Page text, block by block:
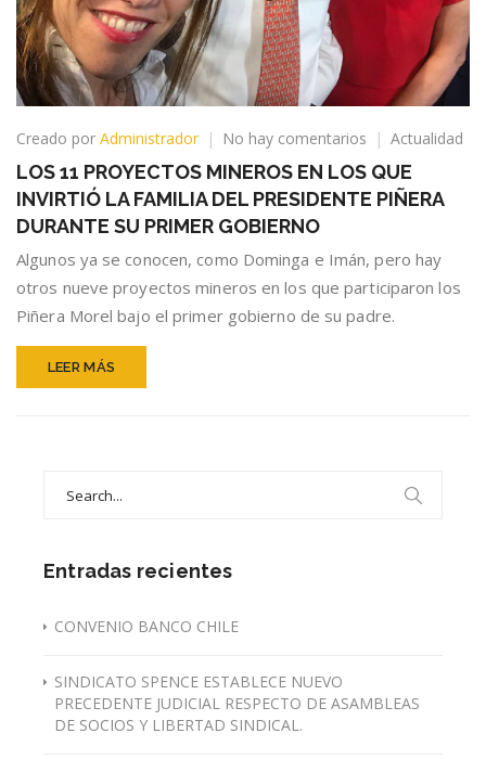
Creado por Administrador No hay comentarios
en
11
PROYECTOS
LOS
QUE
INVIRTIÓ
PRIMER
GOBIERNO
Actualidad
LOS 11 PROYECTOS MINEROS EN LOS QUE
INVIRTIÓ LA FAMILIA DEL PRESIDENTE PIÑERA
DURANTE SU PRIMER GOBIERNO
Algunos ya se conocen, como Dominga e Imán, pero hay
otros nueve proyectos mineros en los que participaron los
Piñera Morel bajo el primer gobierno de su padre.
LEER MÁS
Entradas recientes
CONVENIO BANCO CHILE
SINDICATO SPENCE ESTABLECE NUEVO
PRECEDENTE JUDICIAL RESPECTO DE ASAMBLEAS
DE SOCIOS Y LIBERTAD SINDICAL.